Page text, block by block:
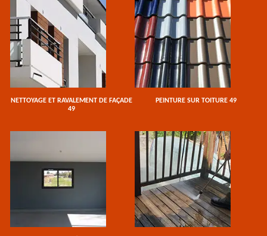
NETTOYAGE ET RAVALEMENT DE FAÇADE
49
PEINTURE SUR TOITURE 49